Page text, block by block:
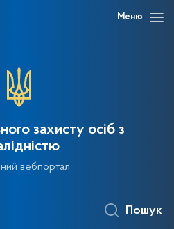
Меню
захисту осіб з
вебпортал
Пошук